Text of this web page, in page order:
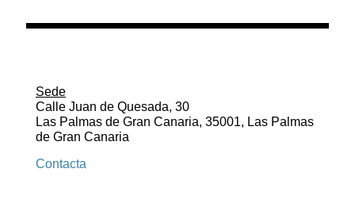
Sede
Calle Juan de Quesada, 30
Las Palmas de Gran Canaria, 35001, Las Palmas
de Gran Canaria
Contacta